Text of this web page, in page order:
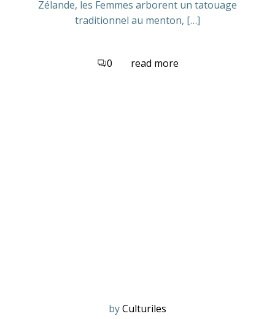
Zélande, les Femmes arborent un tatouage
traditionnel au menton, […]
0 read more
byCulturiles